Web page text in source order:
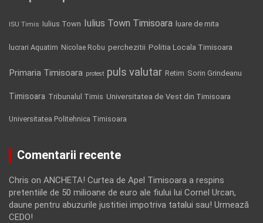
ISU Timis Iulius Town Iulius Town Timisoara luare de mita
lucrari Aquatim Nicolae Robu perchezitii Politia Locala Timisoara
Primaria Timisoara protest puls valutar Retim Sorin Grindeanu
Timisoara Tribunalul Timis Universitatea de Vest din Timisoara
Universitatea Politehnica Timisoara
Comentarii recente
Chris on ANCHETA! Curtea de Apel Timisoara a respins
pretentiile de 50 milioane de euro ale fiului lui Cornel Urcan,
daune pentru abuzurile justitiei impotriva tatalui sau! Urmează
CEDO!